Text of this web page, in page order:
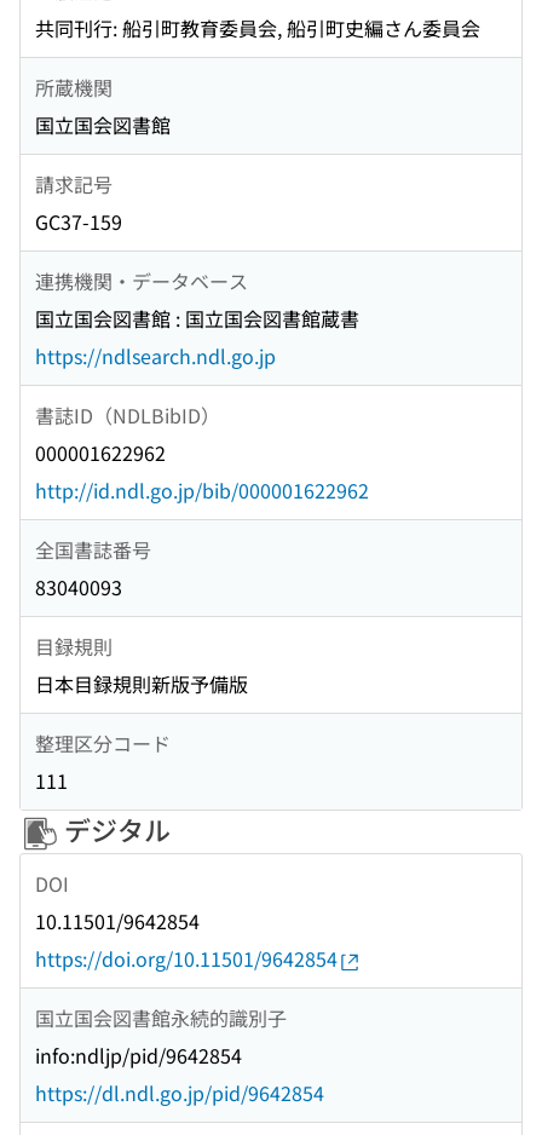
共同刊行: 船引町教育委員会, 船引町史編さん委員会
所蔵機関
国立国会図書館
請求記号
GC37-159
連携機関・データベース
国立国会図書館 : 国立国会図書館蔵書
https://ndlsearch.ndl.go.jp
書誌ID（NDLBibID）
000001622962
http://id.ndl.go.jp/bib/000001622962
全国書誌番号
83040093
目録規則
日本目録規則新版予備版
整理区分コード
111
デジタル
DOI
10.11501/9642854
https://doi.org/10.11501/9642854
国立国会図書館永続的識別子
info:ndljp/pid/9642854
https://dl.ndl.go.jp/pid/9642854